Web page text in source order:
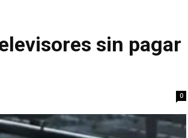
sin pagar
0